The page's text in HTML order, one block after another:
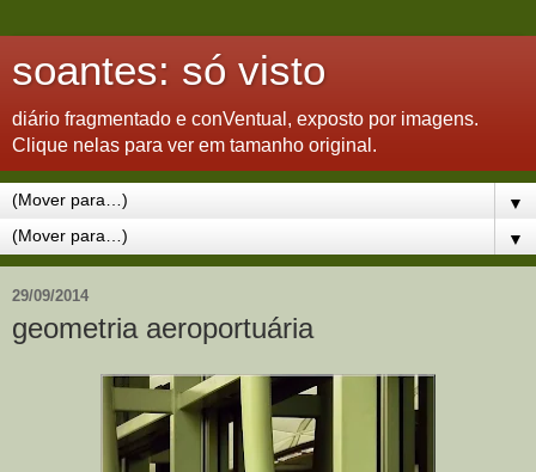
soantes: só visto
diário fragmentado e conVentual, exposto por imagens.
Clique nelas para ver em tamanho original.
▼
▼
29/09/2014
geometria aeroportuária